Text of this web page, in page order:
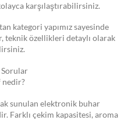
karşılaştırabilirsiniz.
kategori yapımız sayesinde
teknik özellikleri detaylı olarak
Sorular
nedir?
sunulan elektronik buhar
Farklı çekim kapasitesi, aroma